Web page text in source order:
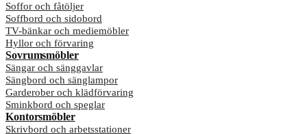
Soffor och fåtöljer
Soffbord och sidobord
TV-bänkar och mediemöbler
Hyllor och förvaring
Sovrumsmöbler
Sängar och sänggavlar
Sängbord och sänglampor
Garderober och klädförvaring
Sminkbord och speglar
Kontorsmöbler
Skrivbord och arbetsstationer